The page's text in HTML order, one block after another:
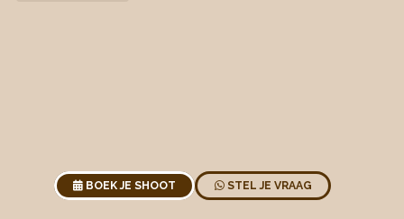
BOEK JE SHOOT STEL JE VRAAG